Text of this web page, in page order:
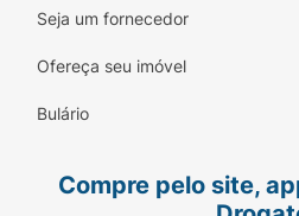
Seja um fornecedor
Ofereça seu imóvel
Bulário
Compre pelo site,